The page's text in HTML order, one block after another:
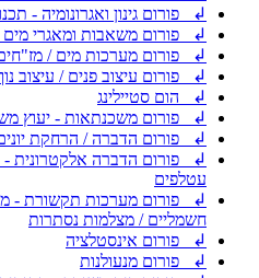
↲ פורום גינון ואגרונומיה -
↲ פורום משאבות ומאגרי מים
↲ פורום מערכות מים /
↲ פורום עיצוב פנים / עיצוב
↲ הום סטיילינג
↲ פורום משכנתאות - יעוץ
↲ פורום הדברה / הרחקת
↲ פורום הדברה אלקטרונית -
עטלפים
↲ פורום מערכות תקשורת -
חשמליים / מצלמות נסתרות
↲ פורום אינסטלציה
↲ פורום מנעולנות